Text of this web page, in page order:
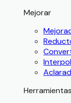
Mejorar